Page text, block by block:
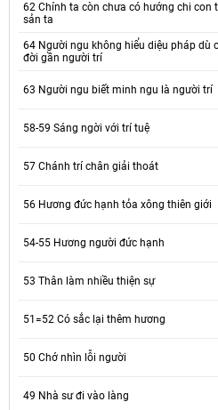
62 Chính ta còn chưa có hướng chi con
sản ta
64 Người ngu không hiểu diệu pháp dù
đời gần người trí
63 Người ngu biết minh ngu là người trí
58-59 Sáng ngời với trí tuệ
57 Chánh trí chân giải thoát
56 Hương đức hạnh tỏa xông thiên giới
54-55 Hương người đức hạnh
53 Thân làm nhiều thiện sự
51=52 Có sắc lại thêm hương
50 Chớ nhìn lỗi người
49 Nhà sư đi vào làng